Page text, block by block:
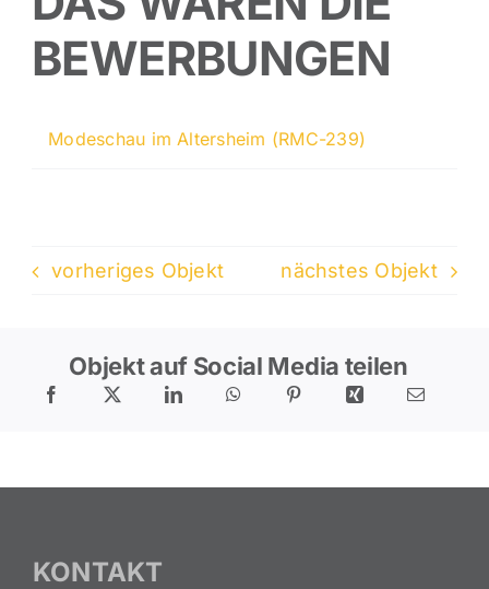
BEWERBUNGEN
Modeschau im Altersheim (RMC-239)
vorheriges Objekt nächstes Objekt
Objekt auf Social Media teilen
KONTAKT